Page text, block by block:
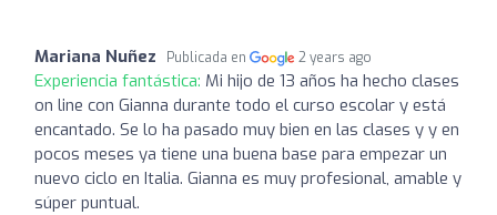
Mariana Nuñez Publicada en 2 years ago
Experiencia fantástica: Mi hijo de 13 años ha hecho clases
on line con Gianna durante todo el curso escolar y está
encantado. Se lo ha pasado muy bien en las clases y y en
pocos meses ya tiene una buena base para empezar un
nuevo ciclo en Italia. Gianna es muy profesional, amable y
súper puntual.